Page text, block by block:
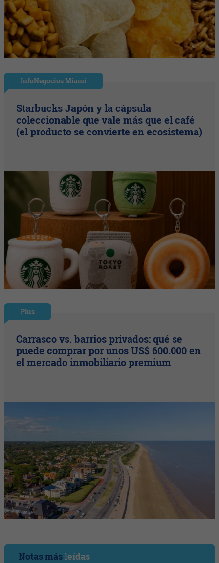
InfoNegocios Miami
Starbucks Japón y la cápsula
coleccionable que vale más que el café
(el producto se convierte en ecosistema)
Plus
Carrasco vs. barrios privados: qué se
puede comprar por unos US$ 600.000 en
el mercado inmobiliario premium
Notas másleídas